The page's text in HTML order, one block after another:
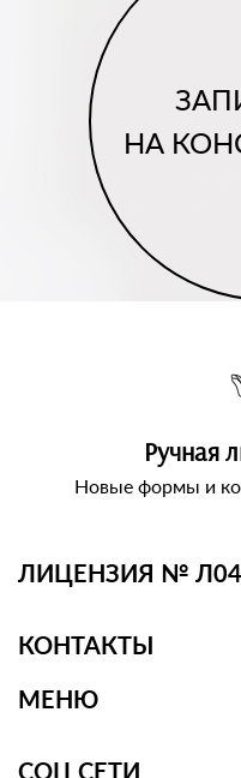
НА
Ручная
Новые формы и
ЛИЦЕНЗИЯ №
КОНТАКТЫ
МЕНЮ
СОЦ СЕТИ